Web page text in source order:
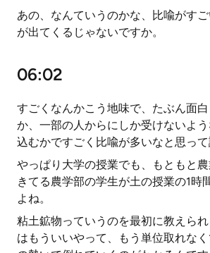
あの、なんていうのかな、比喩がす
が出てくるじゃないですか。
06:02
すごくなんかこう地味で、たぶん面
か、一部の人からにしか受けないよ
込むかですごく比喩が多いなと思って
やっぱり大学の授業でも、もともと
きてる農学部の学生が土の授業の1時
よね。
粘土鉱物っていうのを最初に教えら
はもういいやって、もう単位取れな